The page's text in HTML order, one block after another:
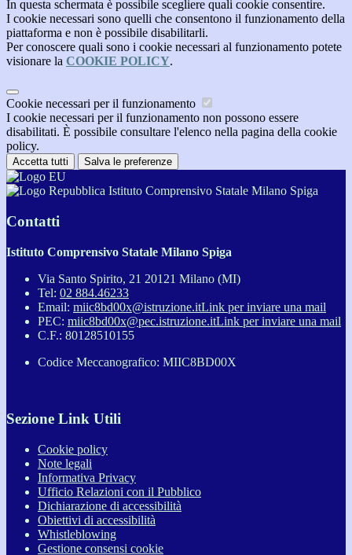
In questa schermata è possibile scegliere quali cookie consentire.
I cookie necessari sono quelli che consentono il funzionamento della
piattaforma e non è possibile disabilitarli.
Per conoscere quali sono i cookie necessari al funzionamento potete
visionare la COOKIE POLICY.
Cookie necessari per il funzionamento
I cookie necessari per il funzionamento non possono essere
disabilitati. È possibile consultare l'elenco nella pagina della cookie
policy.
Accetta tutti Salva le preferenze
Istituto Comprensivo Statale Milano Spiga
Contatti
Istituto Comprensivo Statale Milano Spiga
Via Santo Spirito, 21 20121 Milano (MI)
Tel: 02 884.46233
Email: miic8bd00x@istruzione.itLink per inviare una mail
PEC: miic8bd00x@pec.istruzione.itLink per inviare una mail
C.F.: 80128510155
Codice Meccanografico: MIIC8BD00X
Sezione Link Utili
Cookie policy
Note legali
Informativa Privacy
Ufficio Relazioni con il Pubblico
Dichiarazione di accessibilità
Obiettivi di accessibilità
Whistleblowing
Gestione consensi cookie